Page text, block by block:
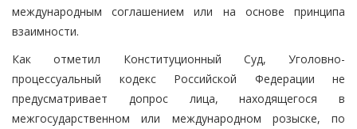
международным соглашением или на основе принципа
взаимности.
Как отметил Конституционный Суд, Уголовно-
процессуальный кодекс Российской Федерации не
предусматривает допрос лица, находящегося в
межгосударственном или международном розыске, по